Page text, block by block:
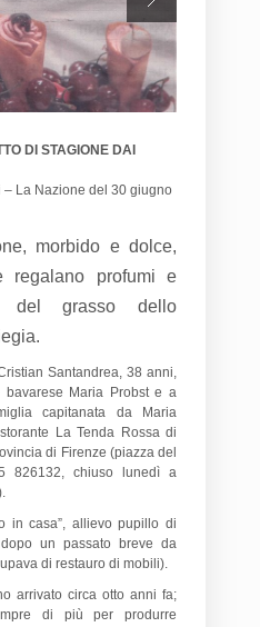
DI STAGIONE DAI
La Nazione del 30 giugno
morbido e dolce,
regalano profumi e
del grasso dello
Santandrea, 38 anni,
Maria Probst e a
capitanata da Maria
La Tenda Rossa di
di Firenze (piazza del
826132, chiuso lunedì a
in casa”, allievo pupillo di
un passato breve da
di restauro di mobili).
arrivato circa otto anni fa;
di più per produrre